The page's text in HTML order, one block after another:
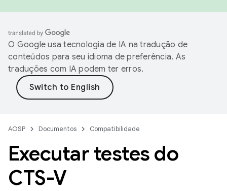
O Google usa tecnologia de IA na tradução de
conteúdos para seu idioma de preferência. As
traduções com IA podem ter erros.
AOSP Documentos Compatibilidade
Executar testes do
CTS-V